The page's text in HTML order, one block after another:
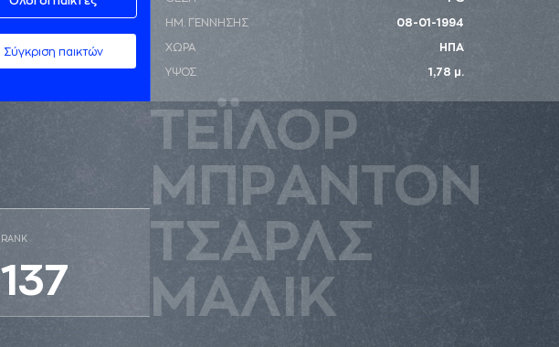
Σύγκριση παικτών
RANK
137
ΤΕΪΛΟΡ
ΜΠΡAΝΤΟΝ
ΤΣAΡΛΣ
ΜAΛΙΚ
ΗΜ. ΓΕΝΝΗΣΗΣ 08-01-1994
ΧΩΡΑ ΗΠΑ
ΥΨΟΣ 1,78 μ.